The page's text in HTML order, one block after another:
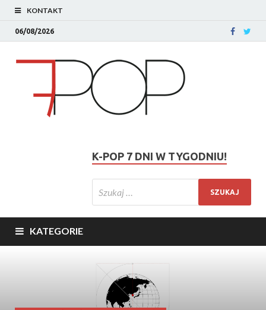
KONTAKT
06/08/2026
K-POP 7 DNI W TYGODNIU!
KATEGORIE